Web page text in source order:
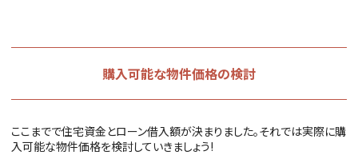
購入可能な物件価格の検討
ここまでで住宅資金とローン借入額が決まりました。それでは実際に購
入可能な物件価格を検討していきましょう!